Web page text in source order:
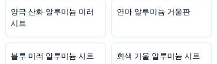
양극 산화 알루미늄 미러
시트
연마 알루미늄 거울판
블루 미러 알루미늄 시트
회색 거울 알루미늄 시트